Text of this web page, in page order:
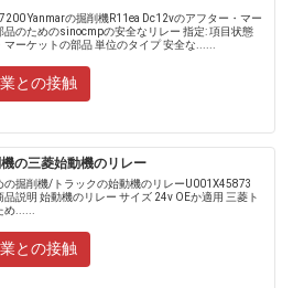
Yanmarの掘削機R11ea Dc12vのアフター・マー
品のためのsinocmpの安全なリレー 指定: 項目状態
マーケットの部品 単位のタイプ 安全な......
との接触
の三菱始動機のリレー
の掘削機/トラックの始動機のリレーU001X45873
品説明 始動機のリレー サイズ 24v OEか適用 三菱ト
......
との接触